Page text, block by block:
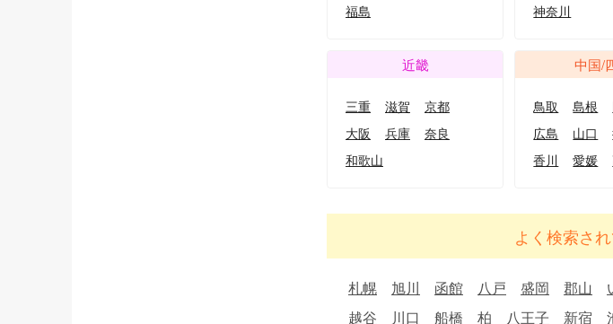
福島
神奈川
近畿
三重 滋賀
京都
大阪
兵庫
奈良
和歌山
中国/
鳥取 島根
広島
山口
香川
愛媛
よく検索さ
札幌 旭川 函館 八戸 盛岡 郡山
越谷
川口 船橋 柏 八王子 新宿